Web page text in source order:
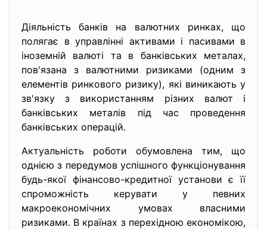
Діяльність банків на валютних ринках, що
полягає в управлінні активами і пасивами в
іноземній валюті та в банківських металах,
пов'язана з валютними ризиками (одним з
елементів ринкового ризику), які виникають у
зв'язку з використанням різних валют і
банківських металів під час проведення
банківських операцій.
Актуальність роботи обумовлена тим, що
однією з передумов успішного функціонування
будь-якої фінансово-кредитної установи є її
спроможність керувати у певних
макроекономічних умовах власними
ризиками. В країнах з перехідною економікою,